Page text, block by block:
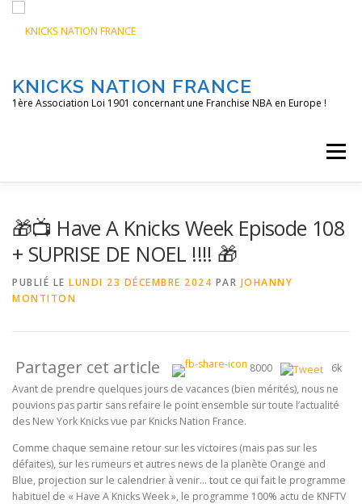
contenu
KNICKS NATION FRANCE
1ère Association Loi 1901 concernant une Franchise NBA en Europe !
Menu
🎁📺 Have A Knicks Week Episode 108
+ SUPRISE DE NOEL !!!! 🎁
PUBLIÉ LE LUNDI 23 DÉCEMBRE 2024 PAR JOHANNY
MONTITON
Partager cet article 8000
6k
Avant de prendre quelques jours de vacances (bien mérités), nous ne
pouvions pas partir sans refaire le point ensemble sur toute l’actualité
des New York Knicks vue par Knicks Nation France.
Comme chaque semaine retour sur les victoires (mais pas sur les
défaites), sur les rumeurs et autres news de la planète Orange and
Blue, projection sur le calendrier à venir… tout ce qui fait le programme
habituel de « Have A Knicks Week », le programme 100% actu de KNFTV